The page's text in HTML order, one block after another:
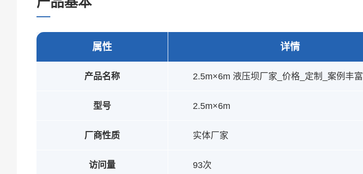
参数
属性
产品名称
型号
厂商性质
访问量
详情
2.5m×6m 液压坝厂家_价格_定制_案例丰富
2.5m×6m
实体厂家
93次